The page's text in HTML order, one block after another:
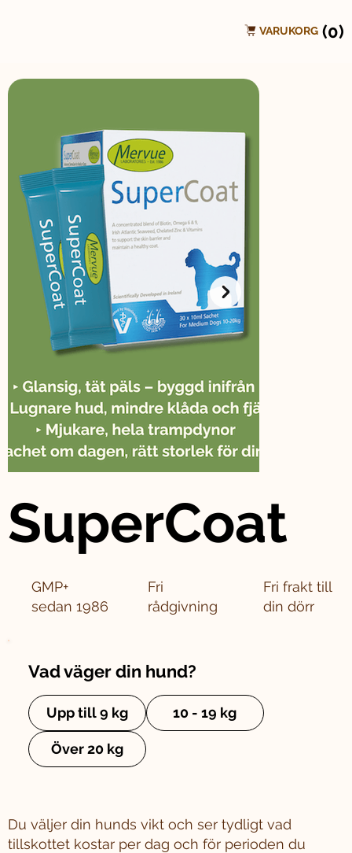
VARUKORG (0)
SuperCoat
GMP+
sedan 1986
Fri
rådgivning
Fri frakt till
din dörr
Vad väger din hund?
Upp till 9 kg 10 - 19 kg
Över 20 kg
Du väljer din hunds vikt och ser tydligt vad
tillskottet kostar per dag och för perioden du